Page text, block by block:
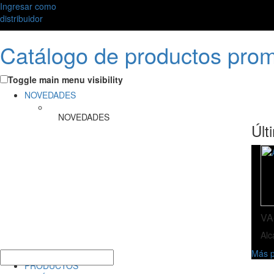
Ingresar como
distribuidor
Catálogo de productos
Toggle main menu visibility
NOVEDADES
NOVEDADES
Más
PRODUCTOS